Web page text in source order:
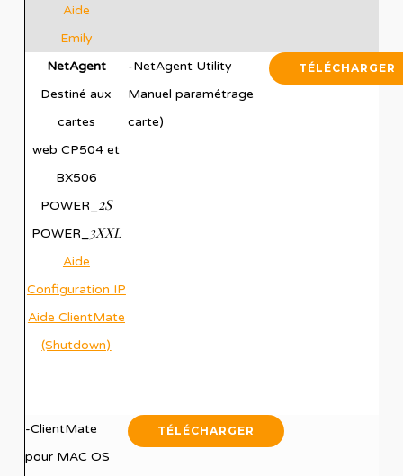
Aide
Emily
NetAgent
Destiné aux
cartes
web CP504 et
BX506
POWER_ 2S
POWER_ 3XXL
Aide
Configuration IP
Aide ClientMate
(Shutdown)
-NetAgent Utility
Manuel paramétrage
carte)
TÉLÉCHARGER
-ClientMate
pour MAC OS
TÉLÉCHARGER